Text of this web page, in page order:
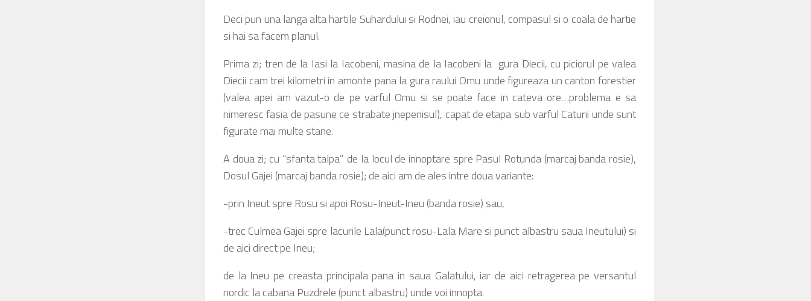
Deci pun una langa alta hartile Suhardului si Rodnei, iau creionul, compasul si o coala de hartie
si hai sa facem planul.
Prima zi; tren de la Iasi la Iacobeni, masina de la Iacobeni la gura Diecii, cu piciorul pe valea
Diecii cam trei kilometri in amonte pana la gura raului Omu unde figureaza un canton forestier
(valea apei am vazut-o de pe varful Omu si se poate face in cateva ore…problema e sa
nimeresc fasia de pasune ce strabate jnepenisul), capat de etapa sub varful Caturii unde sunt
figurate mai multe stane.
A doua zi; cu “sfanta talpa” de la locul de innoptare spre Pasul Rotunda (marcaj banda rosie),
Dosul Gajei (marcaj banda rosie); de aici am de ales intre doua variante:
-prin Ineut spre Rosu si apoi Rosu-Ineut-Ineu (banda rosie) sau,
-trec Culmea Gajei spre lacurile Lala(punct rosu-Lala Mare si punct albastru saua Ineutului) si
de aici direct pe Ineu;
de la Ineu pe creasta principala pana in saua Galatului, iar de aici retragerea pe versantul
nordic la cabana Puzdrele (punct albastru) unde voi innopta.